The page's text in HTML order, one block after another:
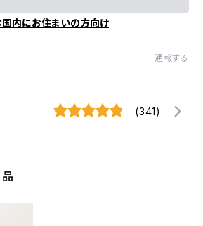
国内にお住まいの方向け
通報する
(341)